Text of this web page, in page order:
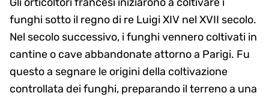
funghi sotto il regno di re Luigi XIV nel XVII secolo.
Nel secolo successivo, i funghi vennero coltivati in
cantine o cave abbandonate attorno a Parigi. Fu
questo a segnare le origini della coltivazione
controllata dei funghi, preparando il terreno a una